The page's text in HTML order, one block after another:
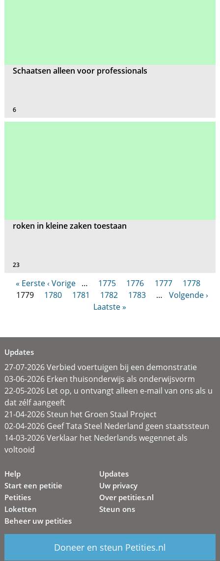
Schaatsen alleen voor professionals
6
roken in kleine zaken toestaan
23
« Eerste ‹ Vorige … 1775 1776 1777
1778
1779
1780 1781 1782 1783 …
Volgende ›
Laatste »
Updates
27-07-2026 Verbied voertuigen bij een demonstratie
03-06-2026 Erken thuisonderwijs als onderwijsvorm
22-05-2026 Let op, u ontvangt alleen e-mail van ons als u
dat zélf aangeeft
21-04-2026 Steun het Groen Staal Project
02-04-2026 Geef Tata Steel Nederland geen staatssteun
14-03-2026 Verklaar het Nederlands wegennet als
voltooid
Help
Start een petitie
Petities
Loketten
Beheer uw petities
Updates
Uw privacy
Over petities.nl
Steun ons
Doneer en steun Petities.nl